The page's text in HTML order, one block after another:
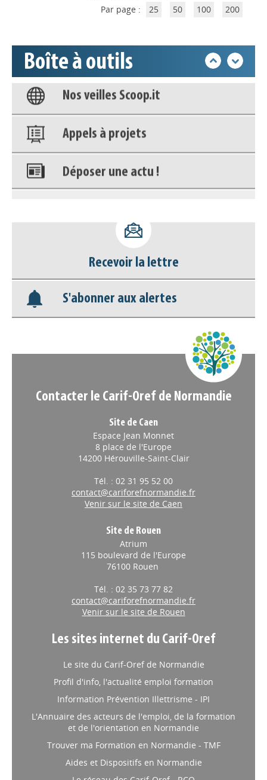
Par page :
25 50 100 200
Boîte à outils
Nos veilles Scoop.it
Appels à projets
Déposer une actu !
Accéder à son compte - (Se
déconnecter)
Base documentaire
Nos veilles Scoop.it
Appels à projets
Recevoir la lettre
S'abonner aux alertes
Contacter le Carif-Oref de Normandie
Site de Caen
Espace Jean Monnet
8 place de l'Europe
14200 Hérouville-Saint-Clair
Tél. : 02 31 95 52 00
contact@cariforefnormandie.fr
Venir sur le site de Caen
Site de Rouen
Atrium
115 boulevard de l'Europe
76100 Rouen
Tél. : 02 35 73 77 82
contact@cariforefnormandie.fr
Venir sur le site de Rouen
Les sites internet du Carif-Oref
Le site du Carif-Oref de Normandie
Profil d'info, l'actualité emploi formation
Information Prévention Illettrisme - IPI
L'Annuaire des acteurs de l'emploi, de la formation
et de l'orientation en Normandie
Trouver ma Formation en Normandie - TMF
Aides et Dispositifs en Normandie